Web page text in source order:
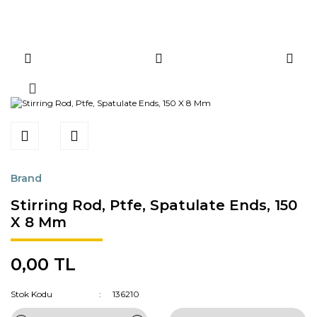
Brand
Stirring Rod, Ptfe, Spatulate Ends, 150
X 8 Mm
0,00 TL
Stok Kodu 136210